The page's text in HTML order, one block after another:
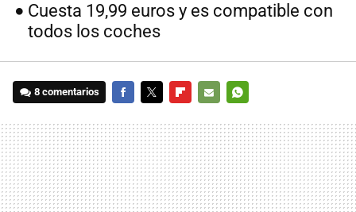
Cuesta 19,99 euros y es compatible con
todos los coches
8 comentarios
MAIL